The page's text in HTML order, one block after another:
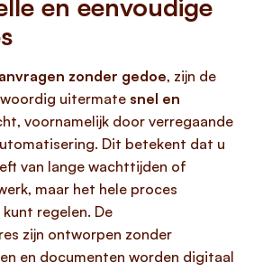
en eenvoudige
zonder gedoe, zijn de
uitermate snel en
voornamelijk door verregaande
Dit betekent dat u
van lange wachttijden of
maar het hele proces
regelen. De
zijn ontworpen zonder
en documenten worden digitaal